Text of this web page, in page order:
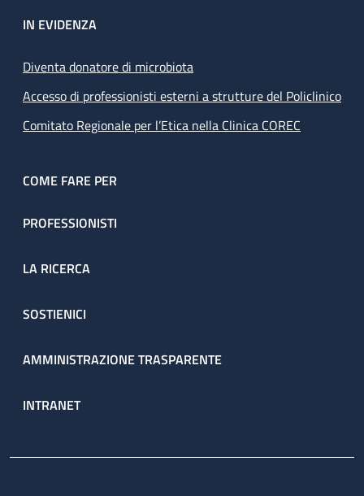
IN EVIDENZA
Diventa donatore di microbiota
Accesso di professionisti esterni a strutture del Policlinico
Comitato Regionale per l’Etica nella Clinica COREC
COME FARE PER
PROFESSIONISTI
LA RICERCA
SOSTIENICI
AMMINISTRAZIONE TRASPARENTE
INTRANET